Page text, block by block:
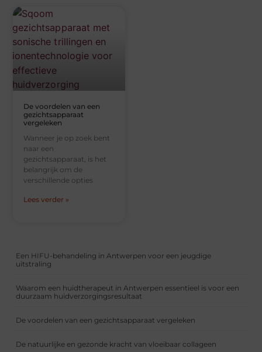
De voordelen van een
gezichtsapparaat
vergeleken
Wanneer je op zoek bent
naar een
gezichtsapparaat, is het
belangrijk om de
verschillende opties
Lees verder »
Een HIFU-behandeling in Antwerpen voor een jeugdige
uitstraling
Waarom een huidtherapeut in Antwerpen essentieel is voor een
duurzaam huidverzorgingsresultaat
De voordelen van een gezichtsapparaat vergeleken
De natuurlijke en gezonde kracht van vloeibaar collageen